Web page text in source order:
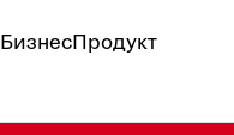
БизнесПродукт